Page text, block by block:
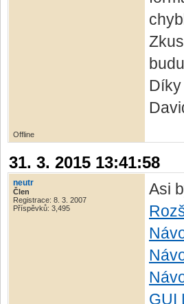
Díky
Offline
31. 3. 2015 13:41:58
neutr
Člen
Registrace: 8. 3. 2007
Příspěvků: 3,495
Asi
GUI